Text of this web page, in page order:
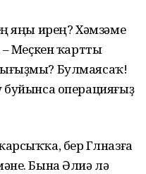
яңы ирең? Хәмзәме
– Меҫкен ҡартты
Булмаясаҡ!
буйынса операцияғыҙ
бер Гөлназға
Бына Әлиә лә